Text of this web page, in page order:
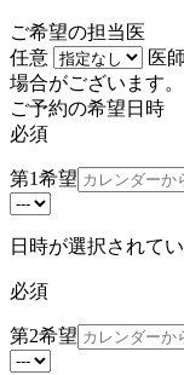
ご希望の担当医
任意
医
場合がございます。
ご予約の希望日時
必須
第1希望
日時が選択されてい
必須
第2希望